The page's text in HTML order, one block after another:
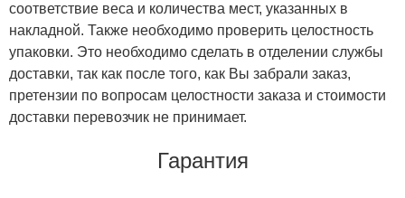
соответствие веса и количества мест, указанных в
накладной. Также необходимо проверить целостность
упаковки. Это необходимо сделать в отделении службы
доставки, так как после того, как Вы забрали заказ,
претензии по вопросам целостности заказа и стоимости
доставки перевозчик не принимает.
Гарантия